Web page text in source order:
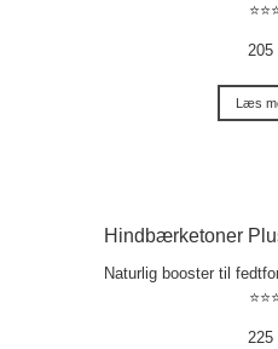
205
Læs
Hindbærketoner
Naturlig booster til
225